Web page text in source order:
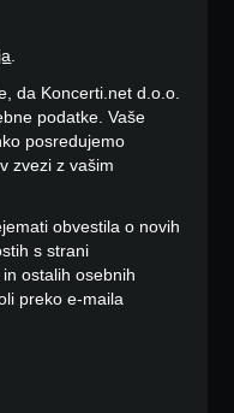
.
da Koncerti.net d.o.o.
podatke. Vaše
posredujemo
zvezi z vašim
obvestila o novih
s strani
ostalih osebnih
preko e-maila